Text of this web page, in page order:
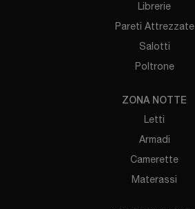
Librerie
Pareti Attrezzate
Salotti
Poltrone
ZONA NOTTE
Letti
Armadi
Camerette
Materassi